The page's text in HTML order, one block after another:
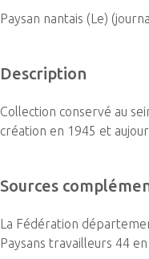
Paysan nantais (Le)
Description
Collection conservé au
création en 1945 et
Sources
La Fédération
Paysans travailleurs 44